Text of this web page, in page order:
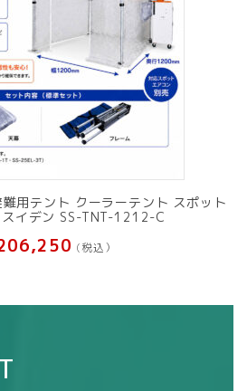
難用テント クーラーテント スポット
スイデン SS-TNT-1212-C
(税込）